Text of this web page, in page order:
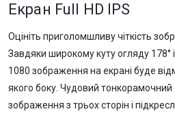
Екран Full HD IPS
Оцініть приголомшливу чіткість
Завдяки широкому куту огляду 178°
1080 зображення на екрані буде
якого боку. Чудовий
зображення з трьох сторін і